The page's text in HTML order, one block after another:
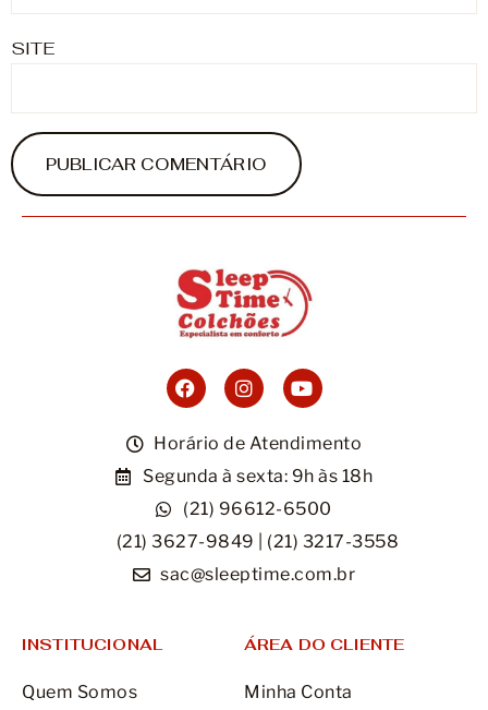
SITE
Horário de Atendimento
Segunda à sexta: 9h às 18h
(21) 96612-6500
(21) 3627-9849 | (21) 3217-3558
sac@sleeptime.com.br
INSTITUCIONAL
Quem Somos
ÁREA DO CLIENTE
Minha Conta